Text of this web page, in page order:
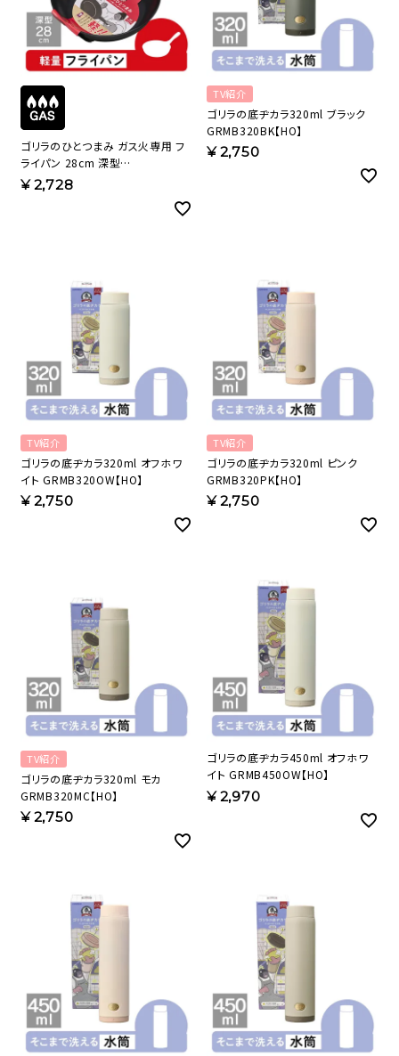
ゴリラのひとつまみ ガス火専用 フ
ライパン 28cm 深型
GRDP28BK【HO】
¥2,728
TV紹介
ゴリラの底ヂカラ320ml ブラック
GRMB320BK【HO】
¥2,750
TV紹介
ゴリラの底ヂカラ320ml オフホワ
イト GRMB320OW【HO】
¥2,750
TV紹介
ゴリラの底ヂカラ320ml ピンク
GRMB320PK【HO】
¥2,750
TV紹介
ゴリラの底ヂカラ320ml モカ
GRMB320MC【HO】
¥2,750
ゴリラの底ヂカラ450ml オフホワ
イト GRMB450OW【HO】
¥2,970